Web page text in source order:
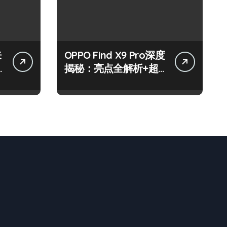
OPPO Find X9 Pro深度
揭秘：亮点全解析+超